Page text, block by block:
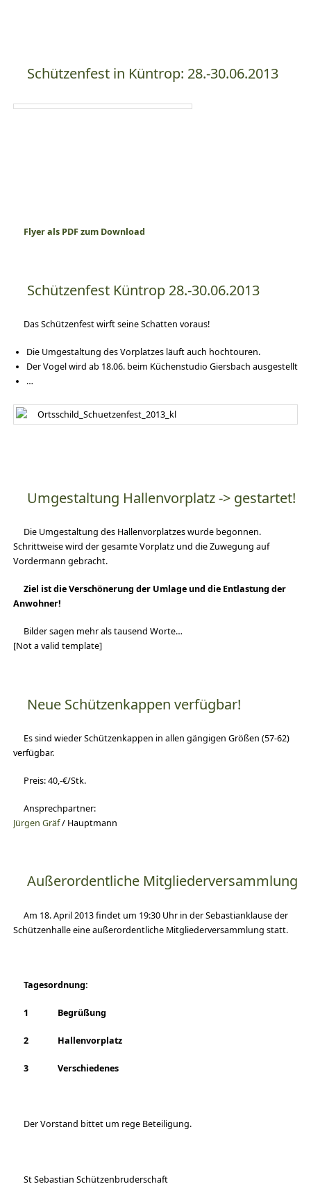
Schützenfest in Küntrop: 28.-30.06.2013
Flyer als PDF zum Download
Schützenfest Küntrop 28.-30.06.2013
Das Schützenfest wirft seine Schatten voraus!
Die Umgestaltung des Vorplatzes läuft auch hochtouren.
Der Vogel wird ab 18.06. beim Küchenstudio Giersbach ausgestellt
…
Umgestaltung Hallenvorplatz -> gestartet!
Die Umgestaltung des Hallenvorplatzes wurde begonnen.
Schrittweise wird der gesamte Vorplatz und die Zuwegung auf
Vordermann gebracht.
Ziel ist die Verschönerung der Umlage und die Entlastung der
Anwohner!
Bilder sagen mehr als tausend Worte…
[Not a valid template]
Neue Schützenkappen verfügbar!
Es sind wieder Schützenkappen in allen gängigen Größen (57-62)
verfügbar.
Preis: 40,-€/Stk.
Ansprechpartner:
Jürgen Gräf/ Hauptmann
Außerordentliche Mitgliederversammlung
Am 18. April 2013 findet um 19:30 Uhr in der Sebastianklause der
Schützenhalle eine außerordentliche Mitgliederversammlung statt.
Tagesordnung:
1 Begrüßung
2 Hallenvorplatz
3 Verschiedenes
Der Vorstand bittet um rege Beteiligung.
St Sebastian Schützenbruderschaft